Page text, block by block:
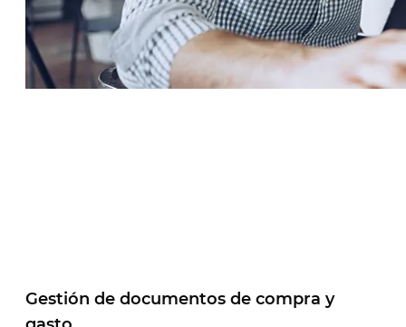
Gestión de documentos de compra y